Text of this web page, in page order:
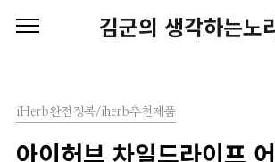
김군의 생각하는노
iHerb완전정복/iherb추천제품
아이허브 차일드라이프